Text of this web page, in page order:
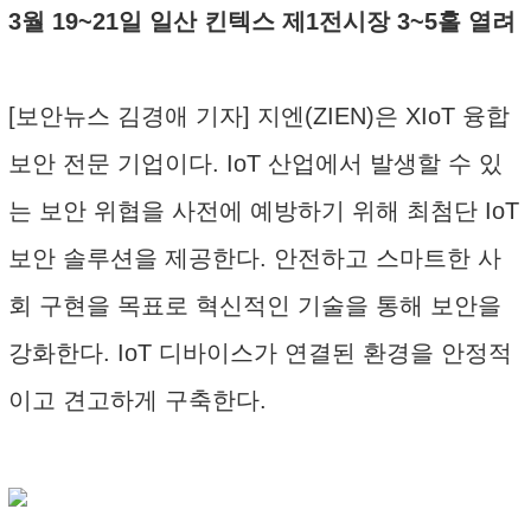
3월 19~21일 일산 킨텍스 제1전시장 3~5홀 열려
[보안뉴스 김경애 기자] 지엔(ZIEN)은 XIoT 융합
보안 전문 기업이다. IoT 산업에서 발생할 수 있
는 보안 위협을 사전에 예방하기 위해 최첨단 IoT
보안 솔루션을 제공한다. 안전하고 스마트한 사
회 구현을 목표로 혁신적인 기술을 통해 보안을
강화한다. IoT 디바이스가 연결된 환경을 안정적
이고 견고하게 구축한다.